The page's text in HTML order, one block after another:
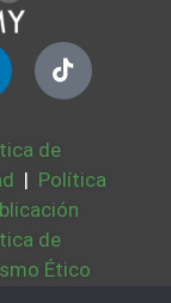
de
| Política
de
Ético